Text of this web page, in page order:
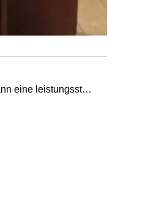
Dieser Filter kann eine leistungsstarke Filtration von Meerwasser ermöglichen